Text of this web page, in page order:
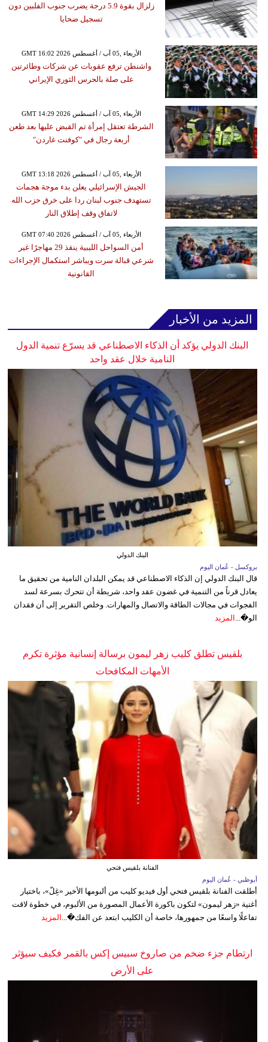
زلزال بقوة 5.9 درجة يضرب جنوب الفلبين دون
تسجيل ضحايا
GMT 16:02 2026 الأربعاء ,05 آب / أغسطس
واشنطن ترفع عقوبات عن شركات وطائرتين
على صلة بالحرس الثوري الإيراني
GMT 14:29 2026 الأربعاء ,05 آب / أغسطس
الشرطة تعتقل إمرأة تم القبض عليها بعد طعن
أربعة رجال في "كوفنت غاردن"
GMT 13:18 2026 الأربعاء ,05 آب / أغسطس
الجيش الإسرائيلي يعلن بدء موجة هجمات
تستهدف جنوب لبنان ردا على خرق حزب الله
لاتفاق وقف إطلاق النار
GMT 07:40 2026 الأربعاء ,05 آب / أغسطس
أمن السواحل الليبية ينقذ 29 مهاجرًا غير
شرعي قبالة سرت ويباشر استكمال الإجراءات
القانونية
المزيد من الأخبار
البنك الدولي يؤكد أن الذكاء الاصطناعي قد يسرّع تنمية الدول
النامية خلال عقد واحد
البنك الدولي
بروكسل - عُمان اليوم
قال البنك الدولي إن الذكاء الاصطناعي قد يمكن البلدان النامية من تحقيق ما
يعادل قرناً من التنمية في غضون عقد واحد، شريطة أن تتحرك بسرعة لسد
الفجوات في مجالات الطاقة والاتصال والمهارات. وخلص التقرير إلى أن فقدان
الو�... المزيد
بلقيس تطلق كليب زهر ليمون برسالة إنسانية مؤثرة تكرم
الأمهات المكافحات
الفنانة بلقيس فتحي
أبوظبي - عُمان اليوم
أطلقت الفنانة بلقيس فتحي أول فيديو كليب من ألبومها الأخير «غِلّ»، باختيار
أغنية «زهر ليمون» لتكون باكورة الأعمال المصورة من الألبوم، في خطوة لاقت
تفاعلًا واسعًا من جمهورها، خاصة أن الكليب ابتعد عن الفك�... المزيد
ارتطام جزء ضخم من صاروخ سبيس إكس بالقمر فكيف سيؤثر
على الأرض